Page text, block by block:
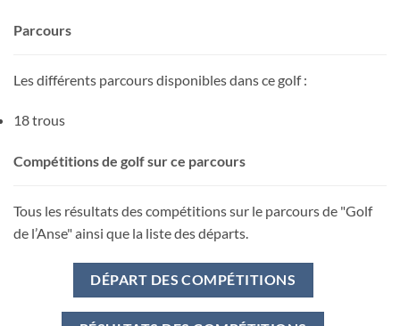
Parcours
Les différents parcours disponibles dans ce golf :
18 trous
Compétitions de golf sur ce parcours
Tous les résultats des compétitions sur le parcours de "Golf
de l’Anse" ainsi que la liste des départs.
DÉPART DES COMPÉTITIONS